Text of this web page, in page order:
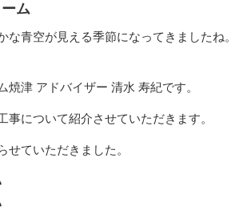
ム
な青空が見える季節になってきましたね。
焼津 アドバイザー 清水 寿紀です。
事について紹介させていただきます。
せていただきました。